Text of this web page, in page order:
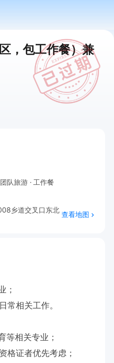
，包工作餐）兼
团队旅游
工作餐
乡道交叉口东北
查看地图
；
常相关工作。
等相关专业；
格证者优先考虑；